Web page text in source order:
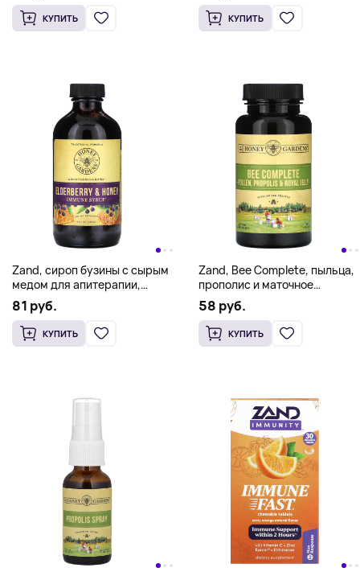
КУПИТЬ КУПИТЬ
Zand, сироп бузины с сырым
медом для апитерапии,
органическим яблочным
уксусом и прополисом,
240 мл (8 жидк. унций)
81 руб.
КУПИТЬ
Zand, Bee Complete, пыльца,
прополис и маточное
молочко, 90 растительных
капсул
58 руб.
КУПИТЬ